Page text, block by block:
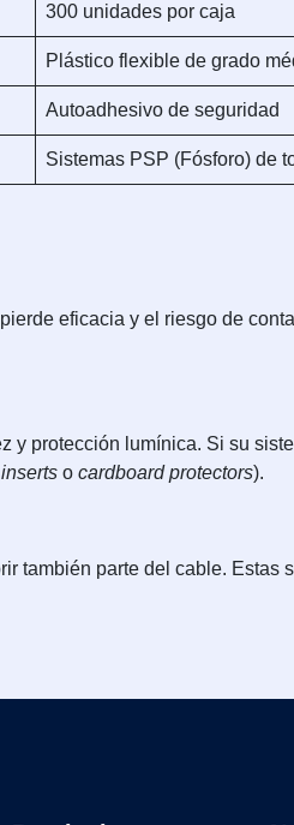
300 unidades por caja
Plástico flexible de grado
Autoadhesivo de seguridad
Sistemas PSP (Fósforo) de
eficacia y el riesgo de
protección lumínica. Si su
o cardboard protectors).
también parte del cable. Estas